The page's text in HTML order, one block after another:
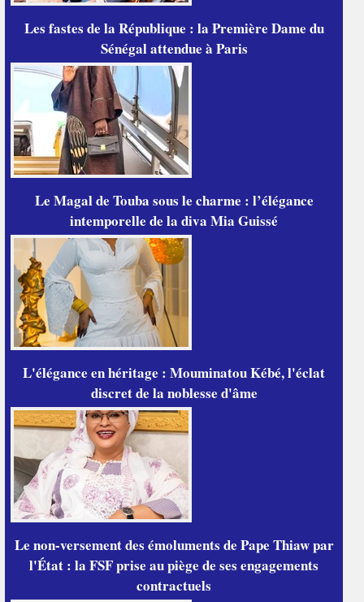
Les fastes de la République : la Première Dame du
Sénégal attendue à Paris
Le Magal de Touba sous le charme : l’élégance
intemporelle de la diva Mia Guissé
L'élégance en héritage : Mouminatou Kébé, l'éclat
discret de la noblesse d'âme
Le non-versement des émoluments de Pape Thiaw par
l'État : la FSF prise au piège de ses engagements
contractuels